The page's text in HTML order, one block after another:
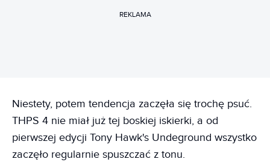
REKLAMA
Niestety, potem tendencja zaczęła się trochę psuć.
THPS 4 nie miał już tej boskiej iskierki, a od
pierwszej edycji Tony Hawk's Undeground wszystko
zaczęło regularnie spuszczać z tonu.